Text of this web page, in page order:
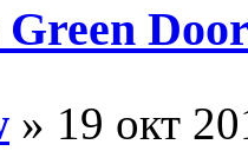
» 19 окт